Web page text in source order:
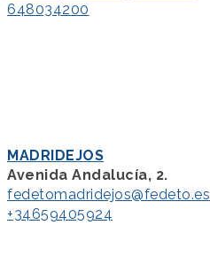
648034200
MADRIDEJOS
Avenida Andalucía, 2.
fedetomadridejos@fedeto.es
+34659405924